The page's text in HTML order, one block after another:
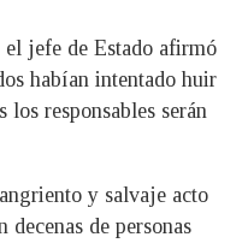
jefe de Estado afirmó
habían intentado huir
responsables serán
y salvaje acto
de personas